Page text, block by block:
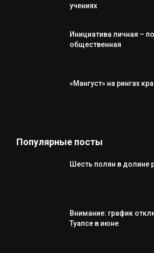
учениях
Инициатива личная –
общественная
«Мангуст» на рингах
Популярные посты
Шесть полян в долине
Внимание: график
Туапсе в июне